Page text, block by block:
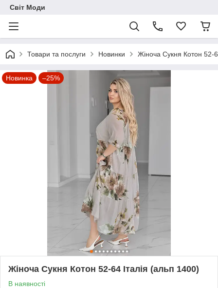
Світ Моди
Товари та послуги Новинки Жіноча Сукня Котон 52-
Новинка –25%
Жіноча Сукня Котон 52-64 Італія (альп 1400)
В наявності